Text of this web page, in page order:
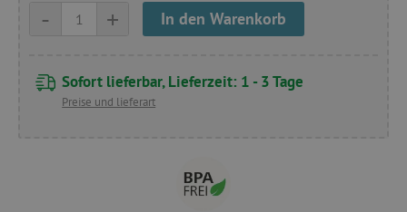
+
- In den Warenkorb
Sofort lieferbar, Lieferzeit: 1 - 3 Tage
Preise und lieferart